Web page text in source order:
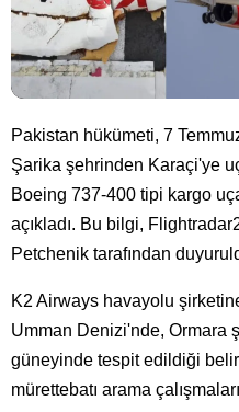
Pakistan hükümeti, 7
Şarika şehrinden Karaçi'ye
Boeing 737-400 tipi kargo
açıkladı. Bu bilgi,
Petchenik tarafından
K2 Airways havayolu
Umman Denizi'nde, Ormara
güneyinde tespit edildiği
mürettebatı arama